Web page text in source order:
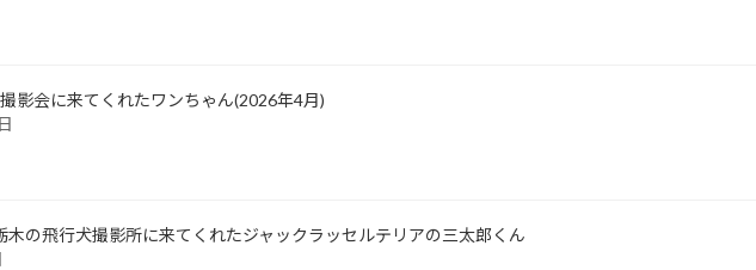
影会に来てくれたワンちゃん(2026年4月)
の飛行犬撮影所に来てくれたジャックラッセルテリアの三太郎くん